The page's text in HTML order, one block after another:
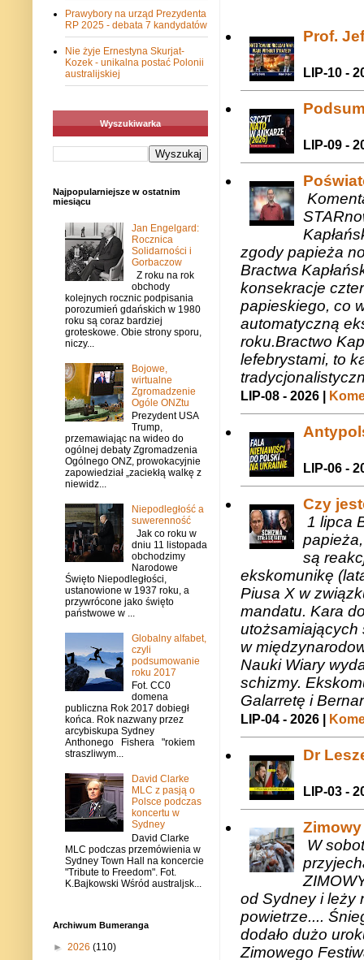
Prof.
LIP-10 -
LIP-09 -
zgody papieża
Bractwa
konsekracje
papieskiego, co
automatyczną
roku.Bractwo
lefebrystami, to
LIP-08 - 2026 |
LIP-06 -
Czy
1 lipca
są
ekskomunikę
Piusa X w
mandatu. Kara
utożsamiających
w
Nauki Wiary
schizmy.
Galarretę i
LIP-04 - 2026 |
Dr
LIP-03 -
W
od Sydney i leży
powietrze....
dodało dużo
Zimowego
Prawybory na urząd Prezydenta
RP 2025 - debata 7 kandydatów
Nie żyje Ernestyna Skurjat-
Kozek - unikalna postać Polonii
australijskiej
Wyszukiwarka
Najpopularniejsze w ostatnim
miesiącu
Jan Engelgard:
Rocznica
Solidarności i
Gorbaczow
Z roku na rok
obchody
kolejnych rocznic podpisania
porozumień gdańskich w 1980
roku są coraz bardziej
groteskowe. Obie strony sporu,
niczy...
Bojowe,
wirtualne
Zgromadzenie
Ogóle ONZtu
Prezydent USA
Trump,
przemawiając na wideo do
ogólnej debaty Zgromadzenia
Ogólnego ONZ, prowokacyjnie
zapowiedział „zaciekłą walkę z
niewidz...
Niepodległość a
suwerenność
Jak co roku w
dniu 11 listopada
obchodzimy
Narodowe
Święto Niepodległości,
ustanowione w 1937 roku, a
przywrócone jako święto
państwowe w ...
Globalny alfabet,
czyli
podsumowanie
roku 2017
Fot. CC0
domena
publiczna Rok 2017 dobiegł
końca. Rok nazwany przez
arcybiskupa Sydney
Anthonego Fishera "rokiem
straszliwym...
David Clarke
MLC z pasją o
Polsce podczas
koncertu w
Sydney
David Clarke
MLC podczas przemówienia w
Sydney Town Hall na koncercie
"Tribute to Freedom". Fot.
K.Bajkowski Wśród australjsk...
Archiwum Bumeranga
► 2026 (110)